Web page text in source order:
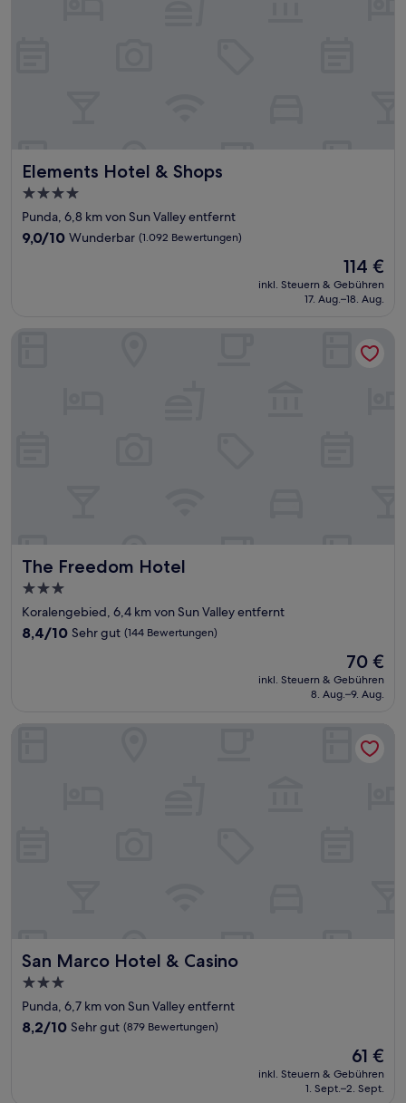
Elements Hotel & Shops
Elements Hotel & Shops
4.0-
Sterne-
Unterkunft
Punda, 6,8 km von Sun Valley entfernt
9.0
9,0/10 Wunderbar (1.092 Bewertungen)
Der
Preis
beträgt
114 €
inkl. Steuern & Gebühren
17. Aug.–18. Aug.
The Freedom Hotel
The Freedom Hotel
3.0-
Sterne-
Unterkunft
Koralengebied, 6,4 km von Sun Valley entfernt
8.4
Bewertungen)
8,4/10 Sehr gut (144 Bewertungen)
Der
Preis
beträgt
70 €
inkl. Steuern & Gebühren
8. Aug.–9. Aug.
San Marco Hotel & Casino
San Marco Hotel & Casino
3.0-
Sterne-
Unterkunft
Punda, 6,7 km von Sun Valley entfernt
8.2
8,2/10 Sehr gut (879 Bewertungen)
Der
Preis
beträgt
61 €
inkl. Steuern & Gebühren
1. Sept.–2. Sept.
San Marco Hotel & Casino